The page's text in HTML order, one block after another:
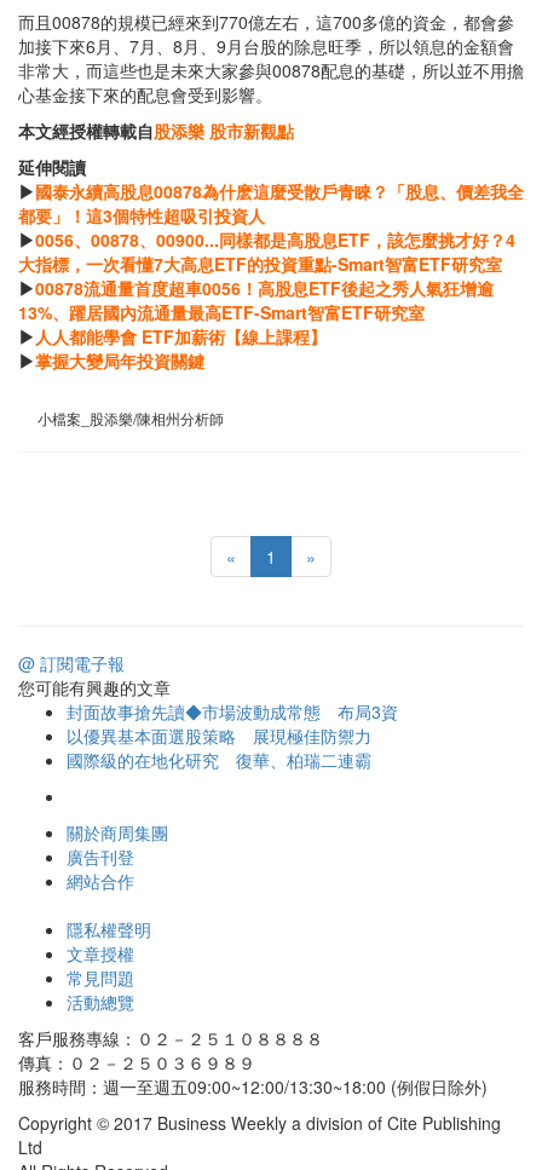
而且00878的規模已經來到770億左右，這700多億的資金，都會參
加接下來6月、7月、8月、9月台股的除息旺季，所以領息的金額會
非常大，而這些也是未來大家參與00878配息的基礎，所以並不用擔
心基金接下來的配息會受到影響。
本文經授權轉載自股添樂 股市新觀點
延伸閱讀
▶國泰永續高股息00878為什麽這麼受散戶青睞？「股息、價差我全
都要」！這3個特性超吸引投資人
▶0056、00878、00900...同樣都是高股息ETF，該怎麼挑才好？4
大指標，一次看懂7大高息ETF的投資重點-Smart智富ETF研究室
▶00878流通量首度超車0056！高股息ETF後起之秀人氣狂增逾
13%、躍居國內流通量最高ETF-Smart智富ETF研究室
▶ 人人都能學會 ETF加薪術【線上課程】
▶掌握大變局年投資關鍵
小檔案_股添樂/陳相州分析師
« 1 »
@ 訂閱電子報
您可能有興趣的文章
封面故事搶先讀◆市場波動成常態 布局3資
以優異基本面選股策略 展現極佳防禦力
國際級的在地化研究 復華、柏瑞二連霸
關於商周集團
廣告刊登
網站合作
隱私權聲明
文章授權
常見問題
活動總覽
客戶服務專線：０２－２５１０８８８８
傳真：０２－２５０３６９８９
服務時間：週一至週五09:00~12:00/13:30~18:00 (例假日除外)
Copyright © 2017 Business Weekly a division of Cite Publishing
Ltd